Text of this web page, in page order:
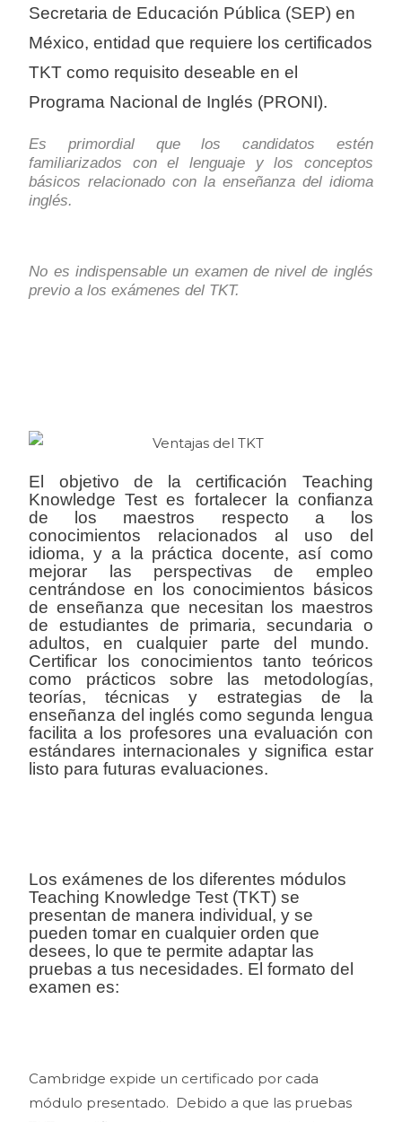
Secretaria de Educación Pública (SEP) en
México, entidad que requiere los certificados
TKT como requisito deseable en el
Programa Nacional de Inglés (PRONI).
Es primordial que los candidatos estén
familiarizados con el lenguaje y los conceptos
básicos relacionado con la enseñanza del idioma
inglés.
No es indispensable un examen de nivel de inglés
previo a los exámenes del TKT.
El objetivo de la certificación Teaching
Knowledge Test es fortalecer la confianza
de los maestros respecto a los
conocimientos relacionados al uso del
idioma, y a la práctica docente, así como
mejorar las perspectivas de empleo
centrándose en los conocimientos básicos
de enseñanza que necesitan los maestros
de estudiantes de primaria, secundaria o
adultos, en cualquier parte del mundo.
Certificar los conocimientos tanto teóricos
como prácticos sobre las metodologías,
teorías, técnicas y estrategias de la
enseñanza del inglés como segunda lengua
facilita a los profesores una evaluación con
estándares internacionales y significa estar
listo para futuras evaluaciones.
Los exámenes de los diferentes módulos
Teaching Knowledge Test (TKT) se
presentan de manera individual, y se
pueden tomar en cualquier orden que
desees, lo que te permite adaptar las
pruebas a tus necesidades. El formato del
examen es:
Cambridge expide un certificado por cada
módulo presentado. Debido a que las pruebas